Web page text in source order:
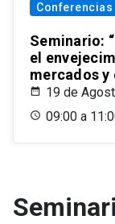
Conferencias
Seminario:
el
mercados y
19 de
09:00 a